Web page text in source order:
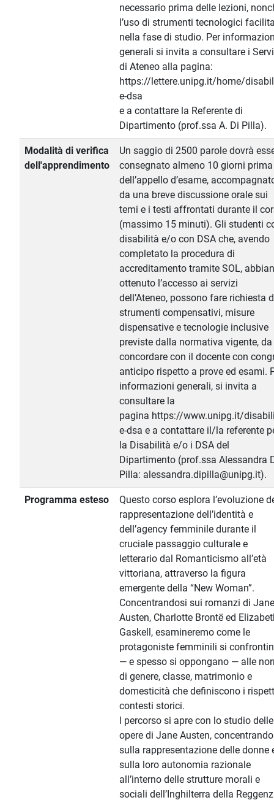
necessario prima delle lezioni,
l’uso di strumenti tecnologici
nella fase di studio. Per
generali si invita a consultare i
di Ateneo alla pagina:
https://lettere.unipg.it/home/
e-dsa
e a contattare la Referente di
Dipartimento (prof.ssa A. Di Pilla).
Modalità di verifica
dell'apprendimento
Un saggio di 2500 parole dovrà
consegnato almeno 10 giorni prima
dell’appello d’esame,
da una breve discussione orale sui
temi e i testi affrontati durante il
(massimo 15 minuti). Gli studenti
disabilità e/o con DSA che, avendo
completato la procedura di
accreditamento tramite SOL,
ottenuto l’accesso ai servizi
dell’Ateneo, possono fare richiesta
strumenti compensativi, misure
dispensative e tecnologie inclusive
previste dalla normativa vigente, da
concordare con il docente con
anticipo rispetto a prove ed esami.
informazioni generali, si invita a
consultare la
pagina https://www.unipg.it/
e-dsa e a contattare il/la referente
la Disabilità e/o i DSA del
Dipartimento (prof.ssa Alessandra
Pilla: alessandra.dipilla@unipg.it).
Programma esteso
Questo corso esplora l’evoluzione
rappresentazione dell’identità e
dell’agency femminile durante il
cruciale passaggio culturale e
letterario dal Romanticismo all’età
vittoriana, attraverso la figura
emergente della “New Woman”.
Concentrandosi sui romanzi di Jane
Austen, Charlotte Brontë ed
Gaskell, esamineremo come le
protagoniste femminili si
— e spesso si oppongano — alle
di genere, classe, matrimonio e
domesticità che definiscono i
contesti storici.
l percorso si apre con lo studio delle
opere di Jane Austen,
sulla rappresentazione delle donne
sulla loro autonomia razionale
all’interno delle strutture morali e
sociali dell’Inghilterra della